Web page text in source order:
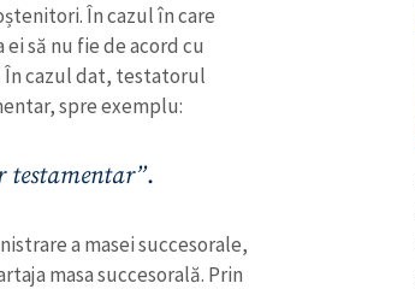
În cazul în care
să nu fie de acord cu
cazul dat, testatorul
spre exemplu:
testamentar”.
a masei succesorale,
masa succesorală. Prin